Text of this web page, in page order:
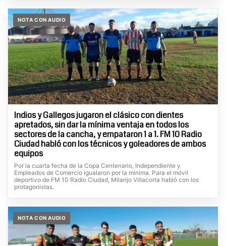
NOTA CON AUDIO
Indios y Gallegos jugaron el clásico con dientes
apretados, sin dar la mínima ventaja en todos los
sectores de la cancha, y empataron 1 a 1. FM 10 Radio
Ciudad habló con los técnicos y goleadores de ambos
equipos
Por la cuarta fecha de la Copa Centenario, Independiente y
Empleados de Comercio igualaron por la mínima. Para el móvil
deportivo de FM 10 Radio Ciudad, Milanjo Villacorta habló con los
protagonistas.
NOTA CON AUDIO